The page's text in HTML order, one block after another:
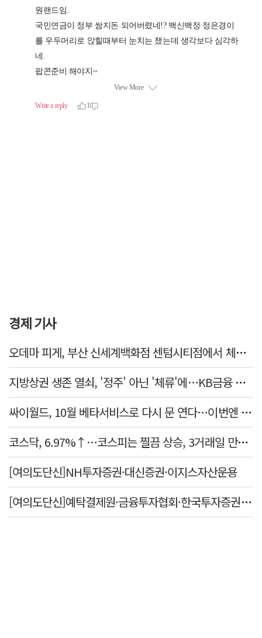
경제 기사
오데마 피게, 부산 신세계백화점 센텀시티점에서 체험형 전시 31일까지
지방상권 생존 열쇠, '정주' 아닌 '체류'에…KB금융 데이터로 본 소상공인 경제
싸이월드, 10월 베타서비스로 다시 문 연다…이번엔 진짜 부활할까
코스닥, 6.97%↑…코스피는 찔끔 상승, 3거래일 만에 반등
[여의도단신]NH투자증권·대신증권·이지스자산운용
[여의도단신]예탁결제원·금융투자협회·한국투자증권·미래에셋증권